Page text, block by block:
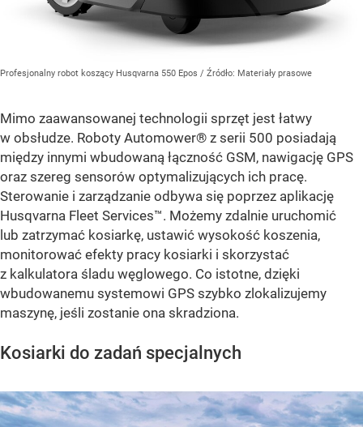
Profesjonalny robot koszący Husqvarna 550 Epos / Źródło: Materiały prasowe
Mimo zaawansowanej technologii sprzęt jest łatwy
w obsłudze. Roboty Automower® z serii 500 posiadają
między innymi wbudowaną łączność GSM, nawigację GPS
oraz szereg sensorów optymalizujących ich pracę.
Sterowanie i zarządzanie odbywa się poprzez aplikację
Husqvarna Fleet Services™. Możemy zdalnie uruchomić
lub zatrzymać kosiarkę, ustawić wysokość koszenia,
monitorować efekty pracy kosiarki i skorzystać
z kalkulatora śladu węglowego. Co istotne, dzięki
wbudowanemu systemowi GPS szybko zlokalizujemy
maszynę, jeśli zostanie ona skradziona.
Kosiarki do zadań specjalnych